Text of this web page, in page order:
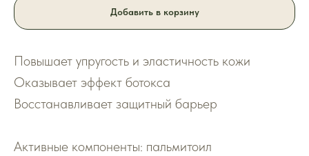
Добавить в корзину
Повышает упругость и эластичность кожи
Оказывает эффект ботокса
Восстанавливает защитный барьер
Активные компоненты: пальмитоил